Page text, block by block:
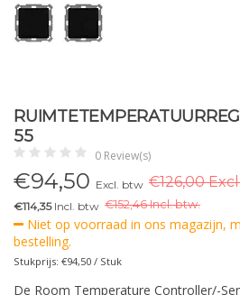
55
0 Review(s)
€94,50 Excl. btw €126,00
€114,35Incl. btw €152,46 Incl. btw.
Niet op voorraad in ons magazijn,
bestelling.
Stukprijs: €94,50 / Stuk
De Room Temperature Controller/-